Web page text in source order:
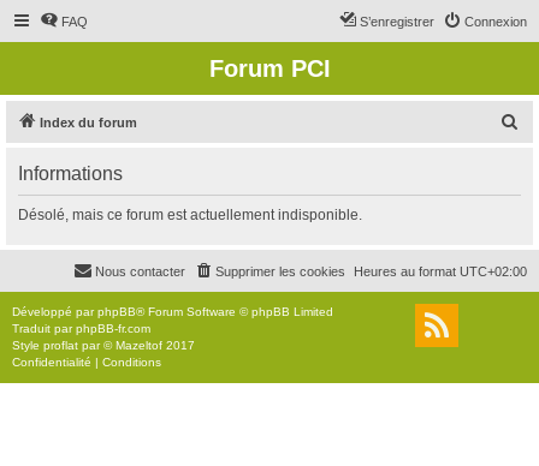
FAQ Connexion
S’enregistrer
Forum PCI
Index du forum
r
c
r
Informations
Désolé, mais ce forum est actuellement indisponible.
Heures au format UTC+02:00
Supprimer les cookies
Nous contacter
Développé parphpBB® Forum Software © phpBB Limited
Traduit parphpBB-fr.com
Style proflat par ©Mazeltof 2017
Confidentialité | Conditions